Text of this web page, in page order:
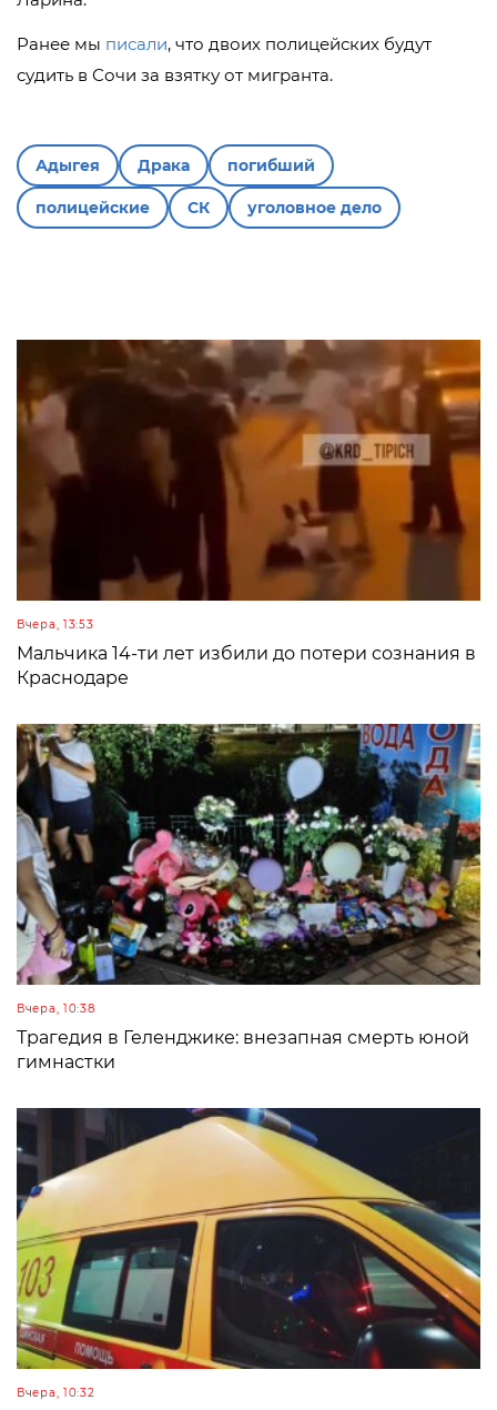
Ранее мы писали, что двоих полицейских будут
судить в Сочи за взятку от мигранта.
Адыгея Драка погибший
полицейские СК уголовное дело
Вчера, 13:53
Мальчика 14-ти лет избили до потери сознания в
Краснодаре
Вчера, 10:38
Трагедия в Геленджике: внезапная смерть юной
гимнастки
Вчера, 10:32